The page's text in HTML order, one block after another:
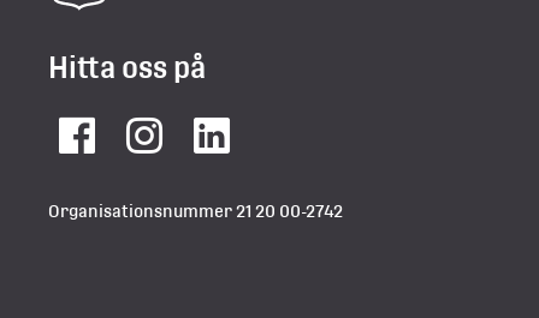
Hitta oss på
FacebookInstagramLinkedIn
Organisationsnummer 21 20 00-2742